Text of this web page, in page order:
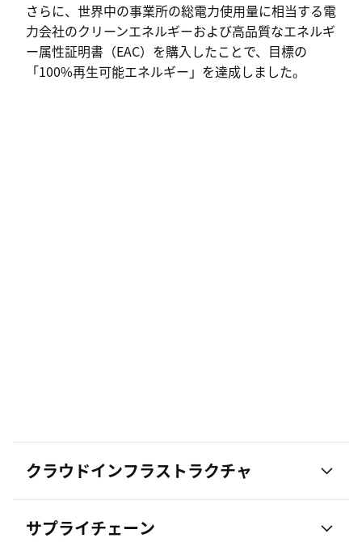
さらに、世界中の事業所の総電力使用量に相当する電
力会社のクリーンエネルギーおよび高品質なエネルギ
ー属性証明書（EAC）を購入したことで、目標の
「100%再生可能エネルギー」を達成しました。
クラウドインフラストラクチャ
サプライチェーン